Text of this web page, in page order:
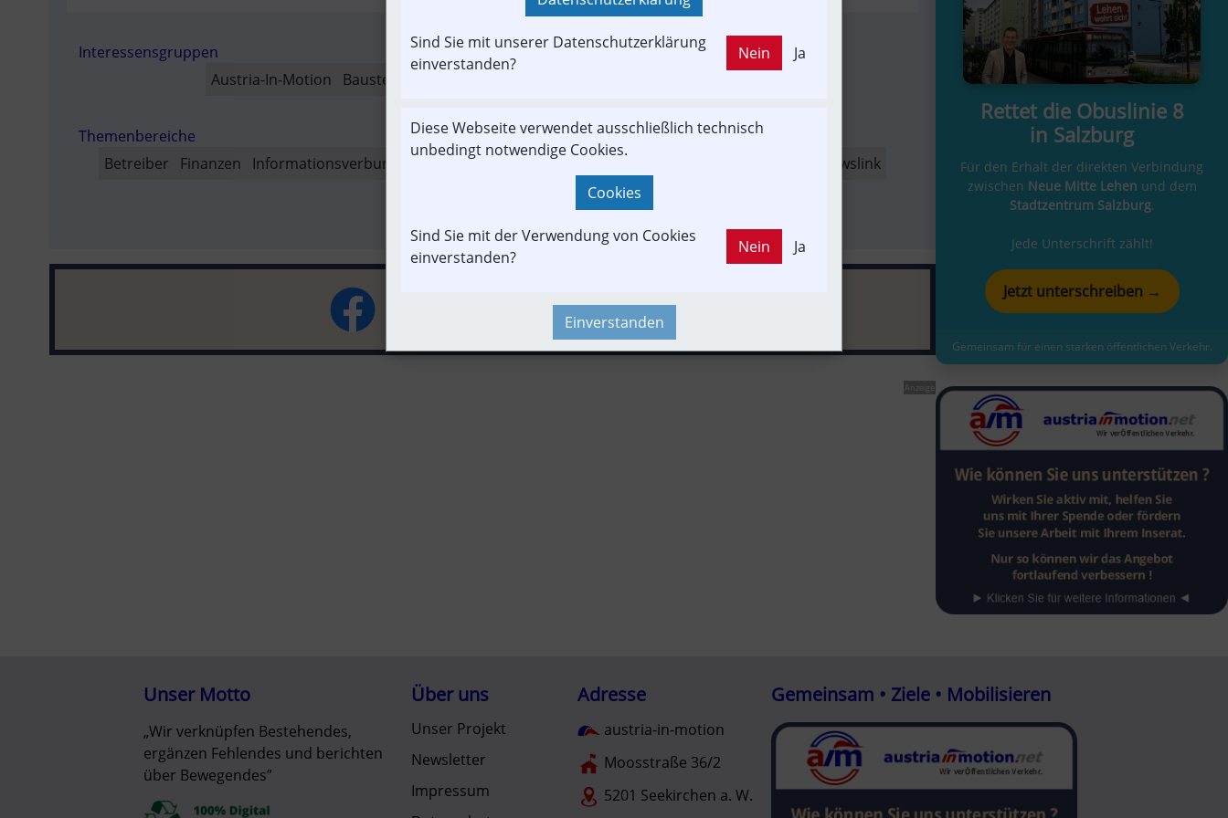
SOLD OUT
Interessensgruppen
Austria-In-Motion
Baustelle
Themenbereiche
Betreiber
Finanzen Informationsverbund Infrastruktur Konzept | Studien | Statistik
Newslink
Rettet die Obuslinie 8
in Salzburg
Für den Erhalt der direkten Verbindung
zwischen Neue Mitte Lehen und dem
Stadtzentrum Salzburg.
Jede Unterschrift zählt!
Jetzt unterschreiben →
Gemeinsam für einen starken öffentlichen Verkehr.
Anzeige
Unser Motto
„Wir verknüpfen Bestehendes,
ergänzen Fehlendes und berichten
über Bewegendes”
Über uns
Unser Projekt
Newsletter
Impressum
Adresse
austria-in-motion
Moosstraße 36/2
5201 Seekirchen a. W.
Gemeinsam • Ziele • Mobilisieren
Sind Sie mit unserer Datenschutzerklärung
einverstanden?
Nein Ja
Diese Webseite verwendet ausschließlich technisch
unbedingt notwendige Cookies.
Cookies
Sind Sie mit der Verwendung von Cookies
einverstanden?
Nein Ja
Einverstanden